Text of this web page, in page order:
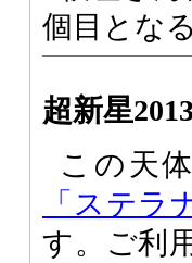
個目となる
超新星
この天
「ステラ
す。ご利